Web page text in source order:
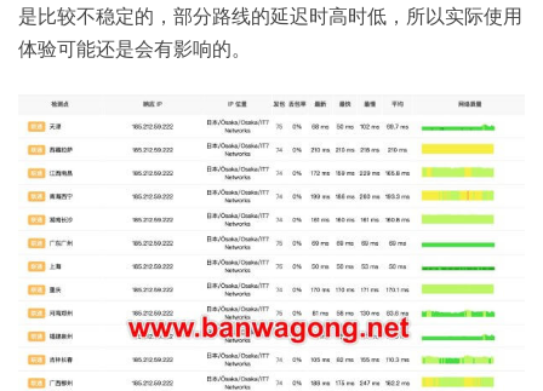
是比较不稳定的，部分路线的延迟时高时低，所以实际使用
体验可能还是会有影响的。